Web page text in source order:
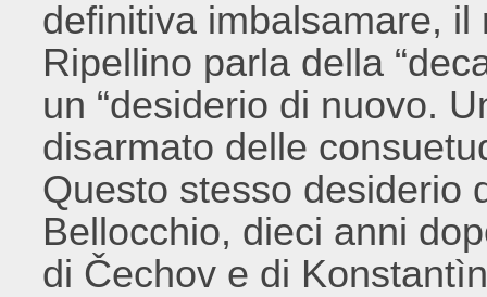
definitiva imbalsamare,
Ripellino parla della
un “desiderio di nuovo.
disarmato delle
Questo stesso desiderio
Bellocchio, dieci anni
di Čechov e di